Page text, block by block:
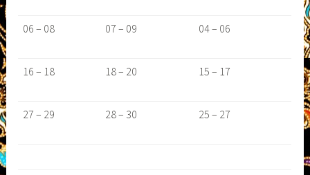
06 – 08 07 – 09 04 – 06
16 – 18 18 – 20 15 – 17
27 – 29 28 – 30 25 – 27